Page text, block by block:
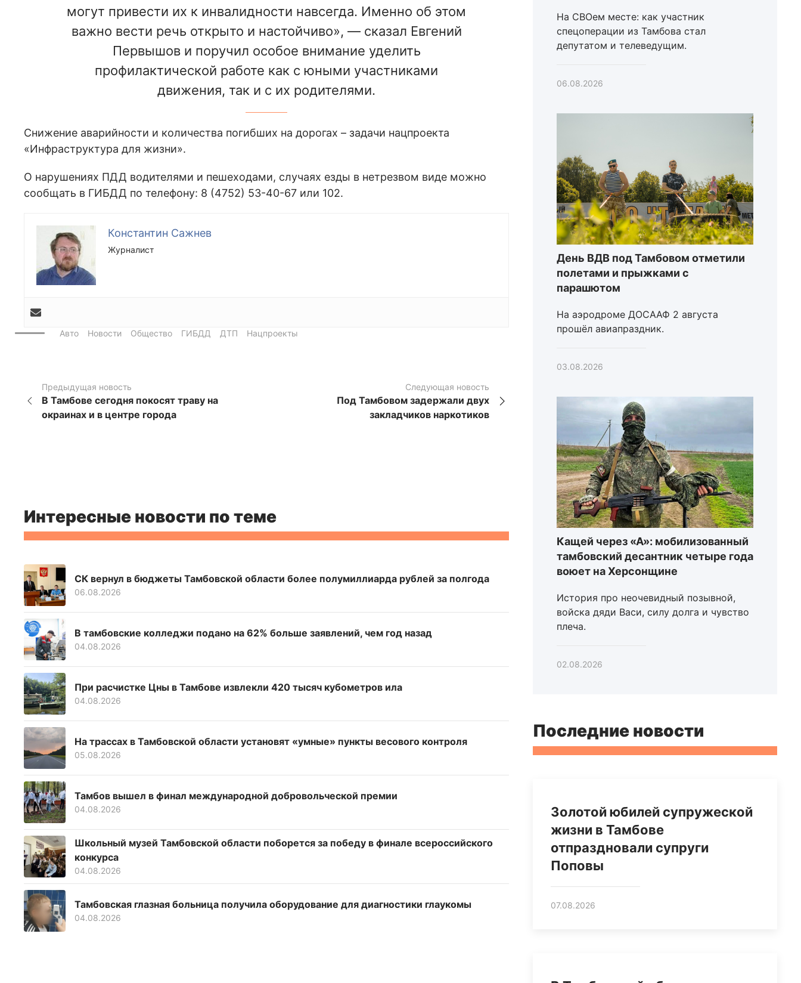
могут привести их к инвалидности навсегда. Именно об этом
важно вести речь открыто и настойчиво», — сказал Евгений
Первышов и поручил особое внимание уделить
профилактической работе как с юными участниками
движения, так и с их родителями.
Снижение аварийности и количества погибших на дорогах – задачи нацпроекта
«Инфраструктура для жизни».
О нарушениях ПДД водителями и пешеходами, случаях езды в нетрезвом виде можно
сообщать в ГИБДД по телефону: 8 (4752) 53-40-67 или 102.
Константин Сажнев
Журналист
Авто Новости Общество ГИБДД ДТП Нацпроекты
Предыдущая новость
В Тамбове сегодня покосят траву на
окраинах и в центре города
Следующая новость
Под Тамбовом задержали двух
закладчиков наркотиков
Интересные новости по теме
СК вернул в бюджеты Тамбовской области более полумиллиарда рублей за полгода
06.08.2026
В тамбовские колледжи подано на 62% больше заявлений, чем год назад
04.08.2026
При расчистке Цны в Тамбове извлекли 420 тысяч кубометров ила
04.08.2026
На трассах в Тамбовской области установят «умные» пункты весового контроля
05.08.2026
Тамбов вышел в финал международной добровольческой премии
04.08.2026
Школьный музей Тамбовской области поборется за победу в финале всероссийского
конкурса
04.08.2026
Тамбовская глазная больница получила оборудование для диагностики глаукомы
04.08.2026
На СВОем месте: как участник
спецоперации из Тамбова стал
депутатом и телеведущим.
06.08.2026
День ВДВ под Тамбовом отметили
полетами и прыжками с
парашютом
На аэродроме ДОСААФ 2 августа
прошёл авиапраздник.
03.08.2026
Кащей через «А»: мобилизованный
тамбовский десантник четыре года
воюет на Херсонщине
История про неочевидный позывной,
войска дяди Васи, силу долга и чувство
плеча.
02.08.2026
Последние новости
Золотой юбилей супружеской
жизни в Тамбове
отпраздновали супруги
Поповы
07.08.2026